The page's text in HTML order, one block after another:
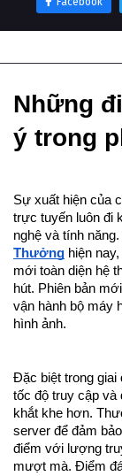
Những
ý trong
Sự xuất hiện của
trực tuyến luôn đi
nghệ và tính
Thưởng hiện
mới toàn diện hệ
hút. Phiên bản
vận hành bộ máy
hình ảnh.
Đặc biệt trong giai
tốc độ truy cập và
khắt khe hơn.
server để đảm
điểm với lượng
mượt mà. Điểm